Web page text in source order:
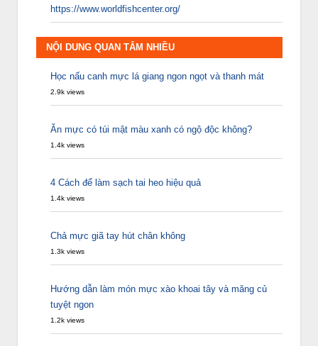
https://www.worldfishcenter.org/
NỘI DUNG QUAN TÂM NHIỀU
Học nấu canh mực lá giang ngon ngọt và thanh mát
2.9k views
Ăn mực có túi mật màu xanh có ngộ độc không?
1.4k views
4 Cách để làm sạch tai heo hiệu quả
1.4k views
Chả mực giã tay hút chân không
1.3k views
Hướng dẫn làm món mực xào khoai tây và măng củ
tuyệt ngon
1.2k views